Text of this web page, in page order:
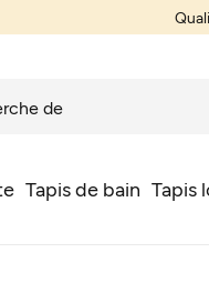
Tapis de bain Tapis